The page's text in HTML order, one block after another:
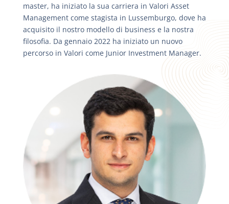
master, ha iniziato la sua carriera in Valori Asset
Management come stagista in Lussemburgo, dove ha
acquisito il nostro modello di business e la nostra
filosofia. Da gennaio 2022 ha iniziato un nuovo
percorso in Valori come Junior Investment Manager.